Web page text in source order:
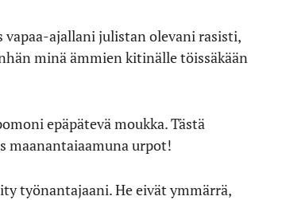
ajallani julistan olevani rasisti,
minä ämmien kitinälle töissäkään
epäpätevä moukka. Tästä
maanantaiaamuna urpot!
työnantajaani. He eivät ymmärrä,